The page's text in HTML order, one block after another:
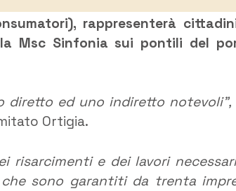
rappresenterà
Msc Sinfonia sui pontili del
diretto ed uno indiretto notevoli”,
Ortigia.
risarcimenti e dei lavori
sono garantiti da trenta